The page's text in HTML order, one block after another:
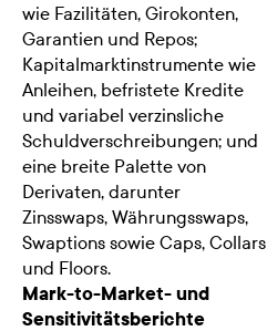
wie Fazilitäten, Girokonten,
Garantien und Repos;
Kapitalmarktinstrumente wie
Anleihen, befristete Kredite
und variabel verzinsliche
Schuldverschreibungen; und
eine breite Palette von
Derivaten, darunter
Zinsswaps, Währungsswaps,
Swaptions sowie Caps, Collars
und Floors.
Mark-to-Market- und
Sensitivitätsberichte